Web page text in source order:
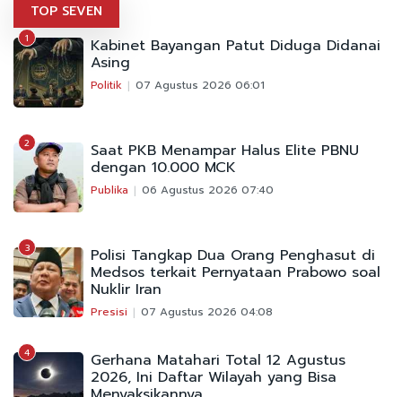
TOP SEVEN
1 Kabinet Bayangan Patut Diduga Didanai
Asing
Politik 07 Agustus 2026 06:01
2 Saat PKB Menampar Halus Elite PBNU
dengan 10.000 MCK
Publika 06 Agustus 2026 07:40
3 Polisi Tangkap Dua Orang Penghasut di
Medsos terkait Pernyataan Prabowo soal
Nuklir Iran
Presisi 07 Agustus 2026 04:08
4 Gerhana Matahari Total 12 Agustus
2026, Ini Daftar Wilayah yang Bisa